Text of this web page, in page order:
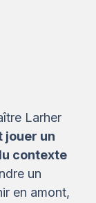
Larher
jouer un
contexte
un
en amont,